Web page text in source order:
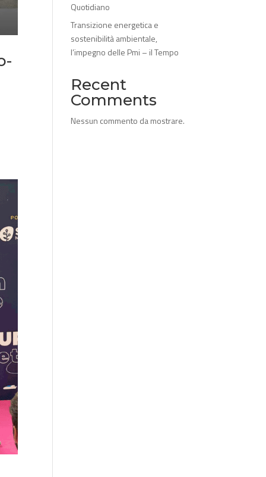
Quotidiano
Transizione energetica e
sostenibilità ambientale,
l’impegno delle Pmi – il Tempo
Recent
Comments
Nessun commento da mostrare.